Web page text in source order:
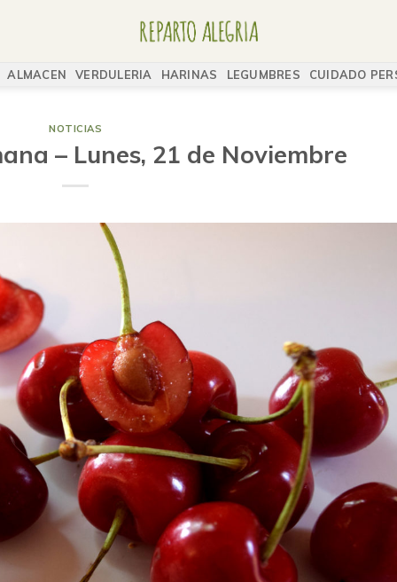
ALMACEN VERDULERIA HARINAS LEGUMBRES CUIDADO
NOTICIAS
– Lunes, 21 de Noviembre